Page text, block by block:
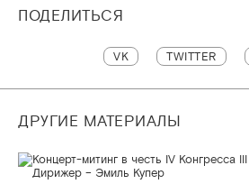
ПОДЕЛИТЬСЯ
VK TWITTER
ДРУГИЕ МАТЕРИАЛЫ